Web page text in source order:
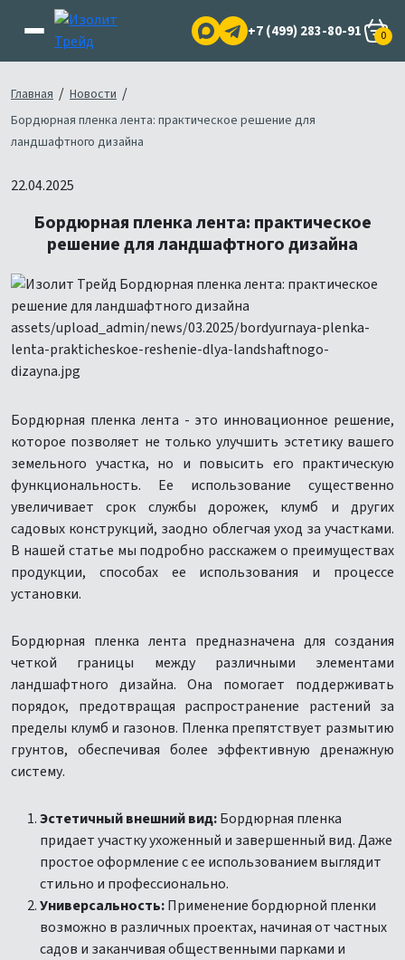
+7 (499) 283-80-91 0
Главная / Новости /
Бордюрная пленка лента: практическое решение для
ландшафтного дизайна
22.04.2025
Бордюрная пленка лента: практическое
решение для ландшафтного дизайна
Бордюрная пленка лента - это инновационное решение,
которое позволяет не только улучшить эстетику вашего
земельного участка, но и повысить его практическую
функциональность. Ее использование существенно
увеличивает срок службы дорожек, клумб и других
садовых конструкций, заодно облегчая уход за участками.
В нашей статье мы подробно расскажем о преимуществах
продукции, способах ее использования и процессе
установки.
Бордюрная пленка лента предназначена для создания
четкой границы между различными элементами
ландшафтного дизайна. Она помогает поддерживать
порядок, предотвращая распространение растений за
пределы клумб и газонов. Пленка препятствует размытию
грунтов, обеспечивая более эффективную дренажную
систему.
Эстетичный внешний вид:Бордюрная пленка
придает участку ухоженный и завершенный вид. Даже
простое оформление с ее использованием выглядит
стильно и профессионально.
Универсальность:Применение бордюрной пленки
возможно в различных проектах, начиная от частных
садов и заканчивая общественными парками и